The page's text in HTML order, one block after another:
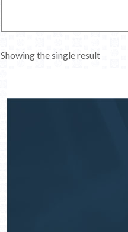
Showing the single result